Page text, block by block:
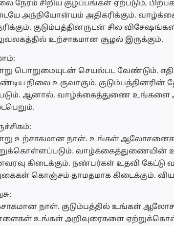
நேரம் சிறிய குழப்பங்கள் ஏற்படும்,
அந்நியோன்யம் அதிகரிக்கும்.
குடும்பத்தினருடன் சில
உற்சாகமான சூழல் இருக்கும்.
பொறுமையுடன் செயல்பட வேண்டும்.
நிலை உருவாகும்.
ஆனால், வாழ்க்கைத்துணை உங்களை
உற்சாகமான நாள். உங்கள் ஆலோசனைகள்
வாழ்க்கைத்துணையின்
கிடைக்கும். நண்பர்கள் உதவி கேட்டு
கொஞ்சம் தாமதமாக கிடைக்கும்.
நாள். குடும்பத்தில் உங்கள்
உங்கள் அறிவுரைகளை